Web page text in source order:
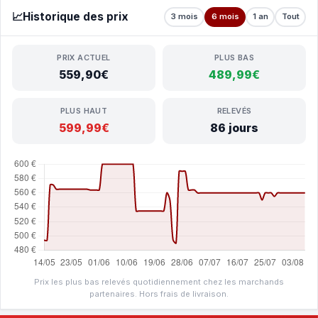
📈Historique des prix 3 mois 6 mois 1 an Tout
PRIX ACTUEL
559,90€
PLUS BAS
489,99€
PLUS HAUT
599,99€
RELEVÉS
86 jours
Prix les plus bas relevés quotidiennement chez les marchands
partenaires. Hors frais de livraison.